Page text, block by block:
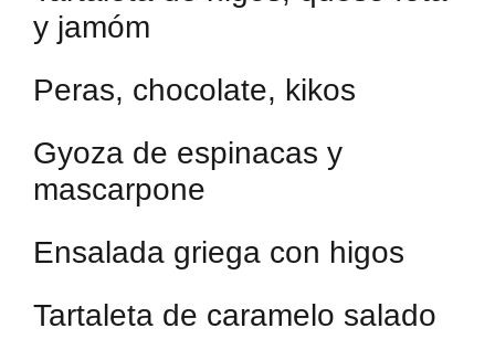
y jamóm
Peras, chocolate, kikos
Gyoza de espinacas y
mascarpone
Ensalada griega con higos
Tartaleta de caramelo salado